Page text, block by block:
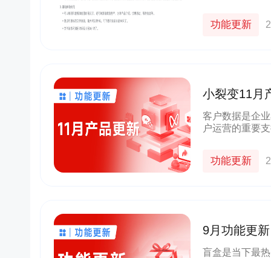
功能更新
小裂变11月
客户数据是企
户运营的重要
功能更新
9月功能更
获客！
盲盒是当下最